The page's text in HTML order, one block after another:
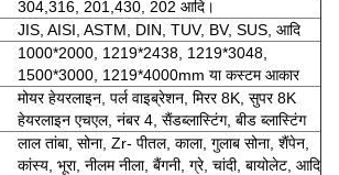
304,316, 201,430, 202 आदि।
JIS, AISI, ASTM, DIN, TUV, BV, SUS, आदि
1000*2000, 1219*2438, 1219*3048,
1500*3000, 1219*4000mm या कस्टम आकार
मोयर हेयरलाइन, पर्ल वाइब्रेशन, मिरर 8K, सुपर 8K
हेयरलाइन एचएल, नंबर 4, सैंडब्लास्टिंग, बीड ब्लास्टिंग
लाल तांबा, सोना, Zr- पीतल, काला, गुलाब सोना, शैंपेन,
कांस्य, भूरा, नीलम नीला, बैंगनी, ग्रे, चांदी, बायोलेट, आदि